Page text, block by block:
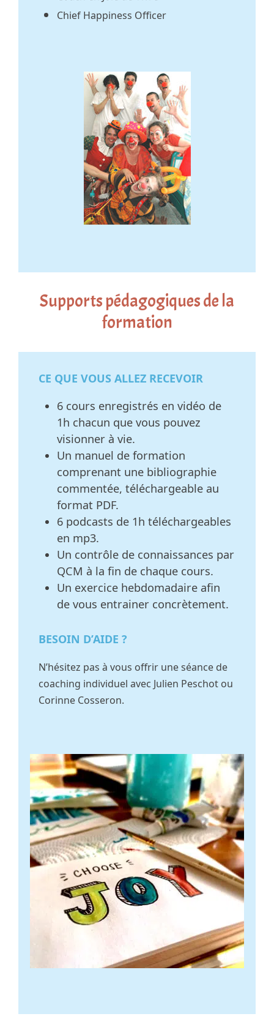
Chief Happiness Officer
Supports pédagogiques de la
formation
CE QUE VOUS ALLEZ RECEVOIR
6 cours enregistrés en vidéo de
1h chacun que vous pouvez
visionner à vie.
Un manuel de formation
comprenant une bibliographie
commentée, téléchargeable au
format PDF.
6 podcasts de 1h téléchargeables
en mp3.
Un contrôle de connaissances par
QCM à la fin de chaque cours.
Un exercice hebdomadaire afin
de vous entrainer concrètement.
BESOIN D’AIDE ?
N’hésitez pas à vous offrir une séance de
coaching individuel avec Julien Peschot ou
Corinne Cosseron.